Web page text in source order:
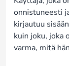
onnistuneesti
kirjautuu
kuin joku, joka
varma, mitä